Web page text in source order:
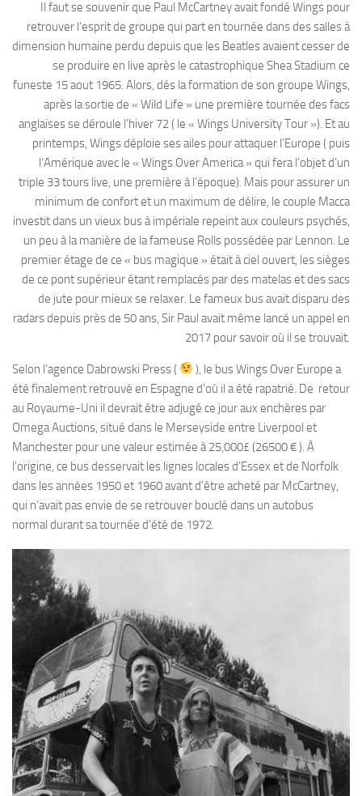
Il faut se souvenir que Paul McCartney avait fondé Wings pour
retrouver l’esprit de groupe qui part en tournée dans des salles à
dimension humaine perdu depuis que les Beatles avaient cesser de
se produire en live après le catastrophique Shea Stadium ce
funeste 15 aout 1965. Alors, dés la formation de son groupe Wings,
après la sortie de « Wild Life » une première tournée des facs
anglaises se déroule l’hiver 72 ( le « Wings University Tour »). Et au
printemps, Wings déploie ses ailes pour attaquer l’Europe ( puis
l’Amérique avec le « Wings Over America » qui fera l’objet d’un
triple 33 tours live, une première à l’époque). Mais pour assurer un
minimum de confort et un maximum de délire, le couple Macca
investit dans un vieux bus à impériale repeint aux couleurs psychés,
un peu à la manière de la fameuse Rolls possédée par Lennon. Le
premier étage de ce « bus magique » était à ciel ouvert, les sièges
de ce pont supérieur étant remplacés par des matelas et des sacs
de jute pour mieux se relaxer. Le fameux bus avait disparu des
radars depuis près de 50 ans, Sir Paul avait même lancé un appel en
2017 pour savoir où il se trouvait.
Selon l’agence Dabrowski Press (
), le bus Wings Over Europe a
été finalement retrouvé en Espagne d’où il a été rapatrié. De retour
au Royaume-Uni il devrait être adjugé ce jour aux enchères par
Omega Auctions, situé dans le Merseyside entre Liverpool et
Manchester pour une valeur estimée à 25,000£ (26500 € ). À
l’origine, ce bus desservait les lignes locales d’Essex et de Norfolk
dans les années 1950 et 1960 avant d’être acheté par McCartney,
qui n’avait pas envie de se retrouver bouclé dans un autobus
normal durant sa tournée d’été de 1972.